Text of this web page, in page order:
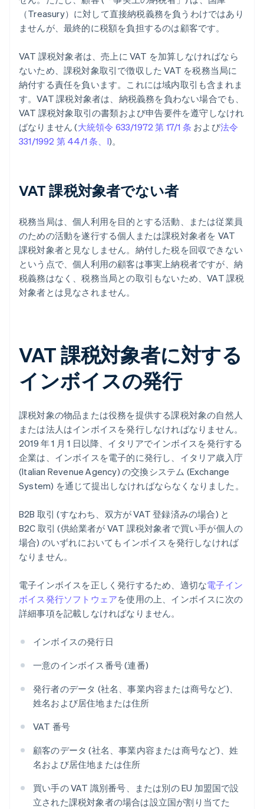
（Treasury）に対して直接納税義務を負うわけではあり
ませんが、最終的に税額を負担するのは顧客です。
VAT 課税対象者は、売上に VAT を加算しなければなら
ないため、課税対象取引で徴収した VAT を税務当局に
納付する責任を負います。これには域内取引も含まれま
す。VAT 課税対象者は、納税義務を負わない場合でも、
VAT 課税対象取引の書類および申告要件を遵守しなけれ
ばなりません (大統領令 633/1972 第 17/1 条 および法令
331/1992 第 44/1 条、I)。
VAT 課税対象者でない者
税務当局は、個人利用を目的とする活動、または従業員
のための活動を遂行する個人または課税対象者を VAT
課税対象者と見なしません。納付した税を回収できない
という点で、個人利用の顧客は事実上納税者ですが、納
税義務はなく、税務当局との取引もないため、VAT 課税
対象者とは見なされません。
VAT 課税対象者に対する
インボイスの発行
課税対象の物品または役務を提供する課税対象の自然人
または法人はインボイスを発行しなければなりません。
2019 年 1 月 1 日以降、イタリアでインボイスを発行する
企業は、インボイスを電子的に発行し、イタリア歳入庁
(Italian Revenue Agency) の交換システム (Exchange
System) を通じて提出しなければならなくなりました。
B2B 取引 (すなわち、双方が VAT 登録済みの場合) と
B2C 取引 (供給業者が VAT 課税対象者で買い手が個人の
場合) のいずれにおいてもインボイスを発行しなければ
なりません。
電子インボイスを正しく発行するため、適切な電子イン
ボイス発行ソフトウェアを使用の上、インボイスに次の
詳細事項を記載しなければなりません。
インボイスの発行日
一意のインボイス番号 (連番)
発行者のデータ (社名、事業内容または商号など)、
姓名および居住地または住所
VAT 番号
顧客のデータ (社名、事業内容または商号など)、姓
名および居住地または住所
買い手の VAT 識別番号、または別の EU 加盟国で設
立された課税対象者の場合は設立国が割り当てた